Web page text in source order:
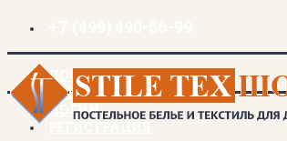
ДОСТАВКА И ОПЛАТА
ЗАКЛАДКИ (0)
ЛОГИН